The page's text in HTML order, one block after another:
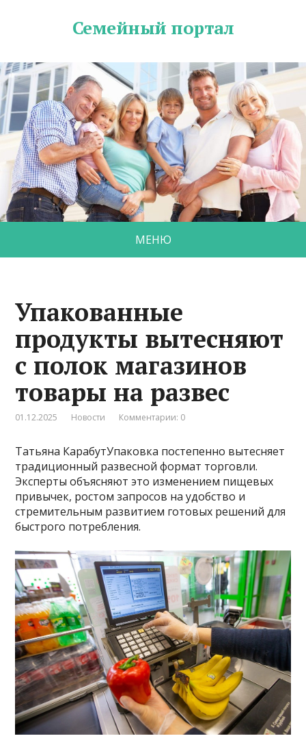
Семейный портал
МЕНЮ
Упакованные
продукты вытесняют
с полок магазинов
товары на развес
01.12.2025 Новости Комментарии: 0
Татьяна КарабутУпаковка постепенно вытесняет
традиционный развесной формат торговли.
Эксперты объясняют это изменением пищевых
привычек, ростом запросов на удобство и
стремительным развитием готовых решений для
быстрого потребления.